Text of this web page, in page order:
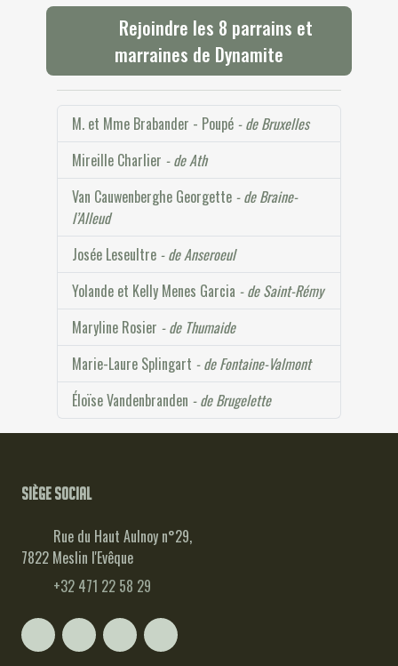
Rejoindre les 8 parrains et
marraines de Dynamite
M. et Mme Brabander - Poupé - de Bruxelles
Mireille Charlier - de Ath
Van Cauwenberghe Georgette - de Braine-
l’Alleud
Josée Leseultre - de Anseroeul
Yolande et Kelly Menes Garcia - de Saint-Rémy
Maryline Rosier - de Thumaide
Marie-Laure Splingart - de Fontaine-Valmont
Éloïse Vandenbranden - de Brugelette
Siège social
Rue du Haut Aulnoy n°29,
7822 Meslin l'Evêque
+32 471 22 58 29